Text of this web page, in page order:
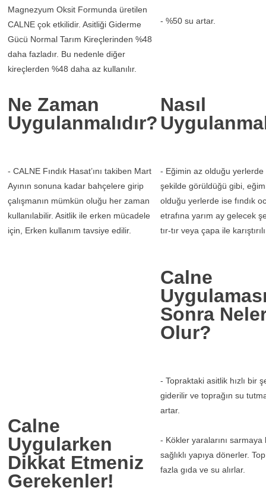
Magnezyum Oksit Formunda üretilen
CALNE çok etkilidir. Asitliği Giderme
Gücü Normal Tarım Kireçlerinden %48
daha fazladır. Bu nedenle diğer
kireçlerden %48 daha az kullanılır.
- %50 su artar.
Ne Zaman
Uygulanmalıdır?
- CALNE Fındık Hasat’ını takiben Mart
Ayının sonuna kadar bahçelere girip
çalışmanın mümkün oluğu her zaman
kullanılabilir. Asitlik ile erken mücadele
için, Erken kullanım tavsiye edilir.
Nasıl
- Eğimin az olduğu yerlerde
şekilde görüldüğü gibi,
olduğu yerlerde ise fındık
etrafına yarım ay gelecek
tır-tır veya çapa ile
Calne
Uygularken
Dikkat Etmeniz
Gerekenler!
Calne
Sonra
Olur?
- Topraktaki asitlik hızlı bir
giderilir ve toprağın su
artar.
- Kökler yaralarını sarmaya
sağlıklı yapıya dönerler.
fazla gıda ve su alırlar.